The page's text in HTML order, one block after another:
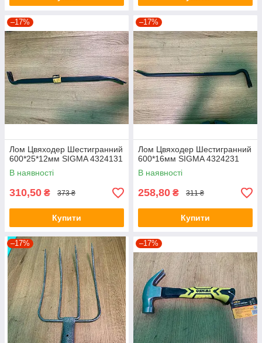
–17%
Лом Цвяходер Шестигранний
600*25*12мм SIGMA 4324131
В наявності
310,50 ₴ 373 ₴
Купити
–17%
Лом Цвяходер Шестигранний
600*16мм SIGMA 4324231
В наявності
258,80 ₴ 311 ₴
Купити
–17% –17%